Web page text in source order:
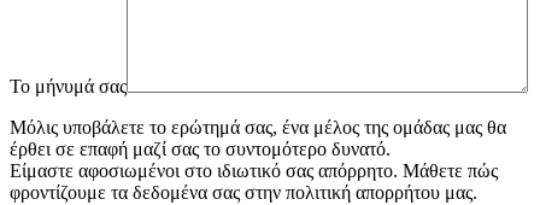
To μήνυμά σας
Μόλις υποβάλετε το ερώτημά σας, ένα μέλος της ομάδας μας θα
έρθει σε επαφή μαζί σας το συντομότερο δυνατό.
Είμαστε αφοσιωμένοι στο ιδιωτικό σας απόρρητο. Μάθετε πώς
φροντίζουμε τα δεδομένα σας στην πολιτική απορρήτου μας.